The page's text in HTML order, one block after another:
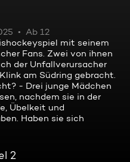
Ab 12
mit seinem
Fans. Zwei von ihnen
der Unfallverursacher
am Südring gebracht.
- Drei junge Mädchen
nachdem sie in der
Übelkeit und
Haben sie sich
2